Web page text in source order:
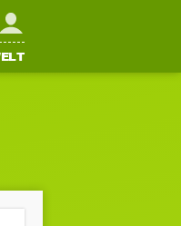
Mein FFH